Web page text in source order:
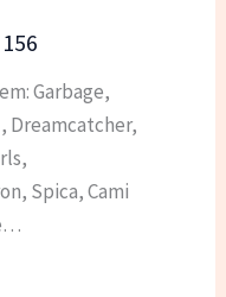
Garbage,
Dreamcatcher,
Spica, Cami